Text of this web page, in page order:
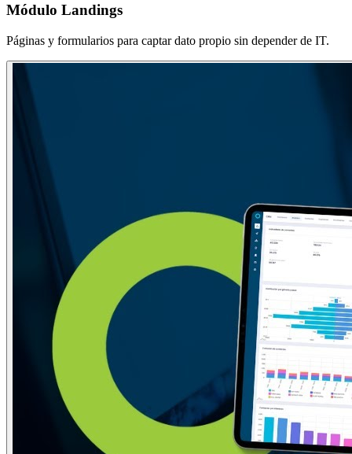
Módulo Landings
Páginas y formularios para captar dato propio sin depender de IT.